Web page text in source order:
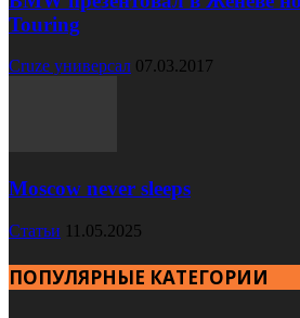
Touring
Cruze универсал 07.03.2017
Moscow never sleeps
Статьи 11.05.2025
ПОПУЛЯРНЫЕ КАТЕГОРИИ